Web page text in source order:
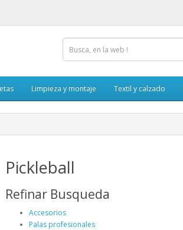
Limpieza y montaje Textil y calzado
Pickleball
Refinar Busqueda
Accesorios
Palas profesionales